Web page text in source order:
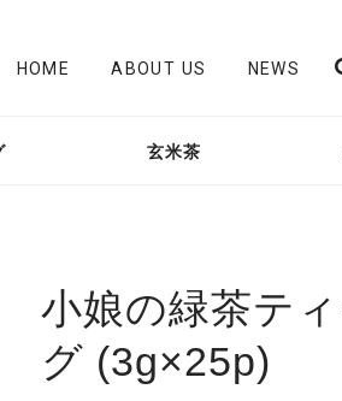
HOME ABOUT US NEWS
玄米茶
小娘の緑茶テ
グ (3g×25p)